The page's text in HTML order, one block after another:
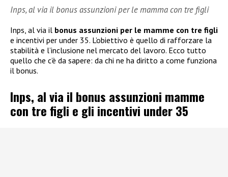
Inps, al via il bonus assunzioni per le mamma con tre figli
Inps, al via il bonus assunzioni per le mamme con tre figli
e incentivi per under 35. L’obiettivo è quello di rafforzare la
stabilità e l’inclusione nel mercato del lavoro. Ecco tutto
quello che c’è da sapere: da chi ne ha diritto a come funziona
il bonus.
Inps, al via il bonus assunzioni mamme
con tre figli e gli incentivi under 35